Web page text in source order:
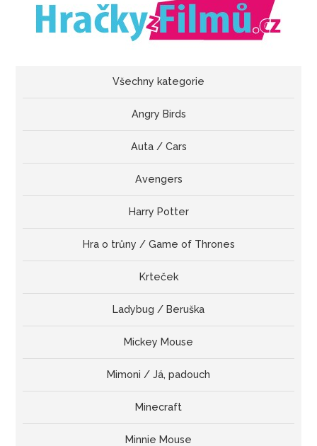
Všechny kategorie
Angry Birds
Auta / Cars
Avengers
Harry Potter
Hra o trůny / Game of Thrones
Krteček
Ladybug / Beruška
Mickey Mouse
Mimoni / Já, padouch
Minecraft
Minnie Mouse